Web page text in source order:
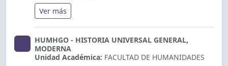
Ver más
HUMHGO - HISTORIA UNIVERSAL GENERAL,
MODERNA
Unidad Académica: FACULTAD DE HUMANIDADES